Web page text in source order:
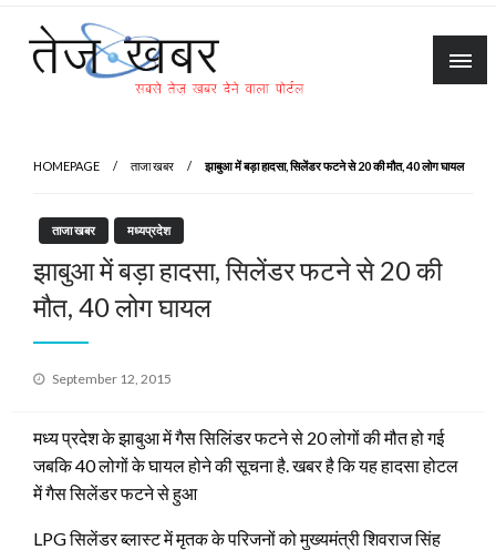
Skip
content
HOMEPAGE ताजा खबर झाबुआ में बड़ा हादसा, सिलेंडर फटने से 20 की मौत, 40 लोग घायल
ताजा खबर मध्यप्रदेश
झाबुआ में बड़ा हादसा, सिलेंडर फटने से 20 की
मौत, 40 लोग घायल
Posted
September 12, 2015
मध्य प्रदेश के झाबुआ में गैस सिलिंडर फटने से 20 लोगों की मौत हो गई
जबकि 40 लोगों के घायल होने की सूचना है. खबर है कि यह हादसा होटल
में गैस सिलेंडर फटने से हुआ
LPG सिलेंडर ब्लास्ट में मृतक के परिजनों को मुख्यमंत्री शिवराज सिंह